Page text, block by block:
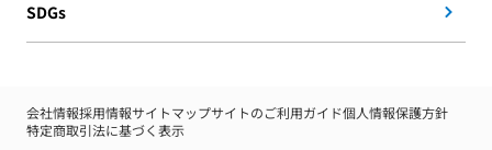
SDGs
会社情報採用情報サイトマップサイトのご利用ガイド個人情報保護方針
特定商取引法に基づく表示